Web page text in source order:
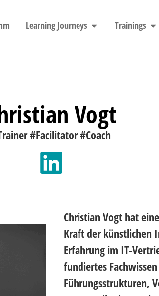
Learning Journeys Trainings
Vogt
#Facilitator #Coach
Christian Vogt hat
Kraft der künstlichen
Erfahrung im IT-
fundiertes
Führungsstrukturen,